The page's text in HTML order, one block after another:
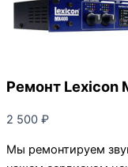
Ремонт Lexicon
2 500 ₽
Мы ремонтируем